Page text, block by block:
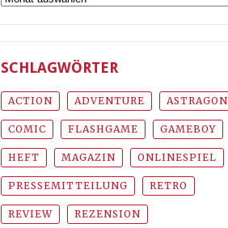
SCHLAGWÖRTER
ACTION ADVENTURE ASTRAGON
COMIC FLASHGAME GAMEBOY
HEFT MAGAZIN ONLINESPIEL
PRESSEMITTEILUNG RETRO
REVIEW REZENSION